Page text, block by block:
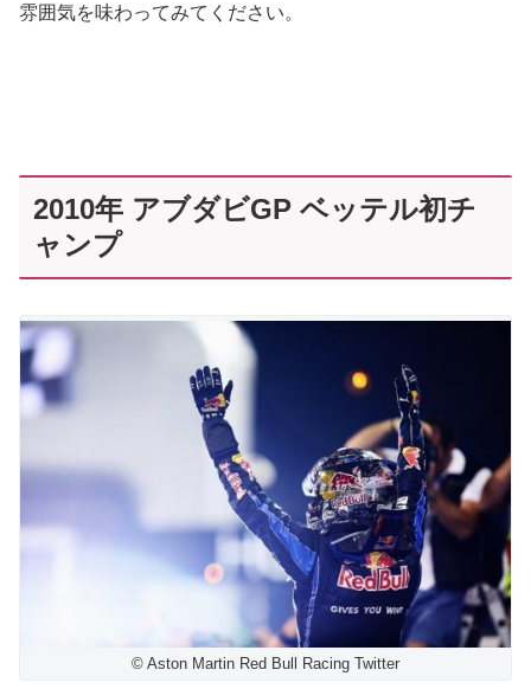
雰囲気を味わってみてください。
2010年 アブダビGP ベッテル初チ
ャンプ
© Aston Martin Red Bull Racing Twitter